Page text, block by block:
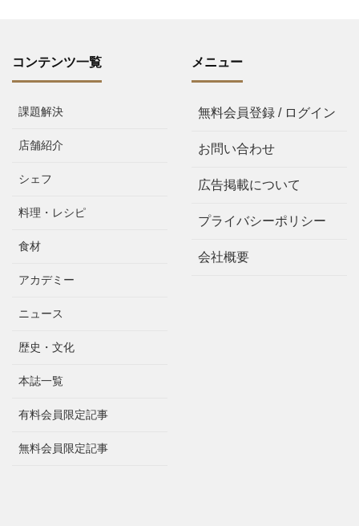
コンテンツ一覧
課題解決
店舗紹介
シェフ
料理・レシピ
食材
アカデミー
ニュース
歴史・文化
本誌一覧
有料会員限定記事
無料会員限定記事
メニュー
無料会員登録 / ログイン
お問い合わせ
広告掲載について
プライバシーポリシー
会社概要